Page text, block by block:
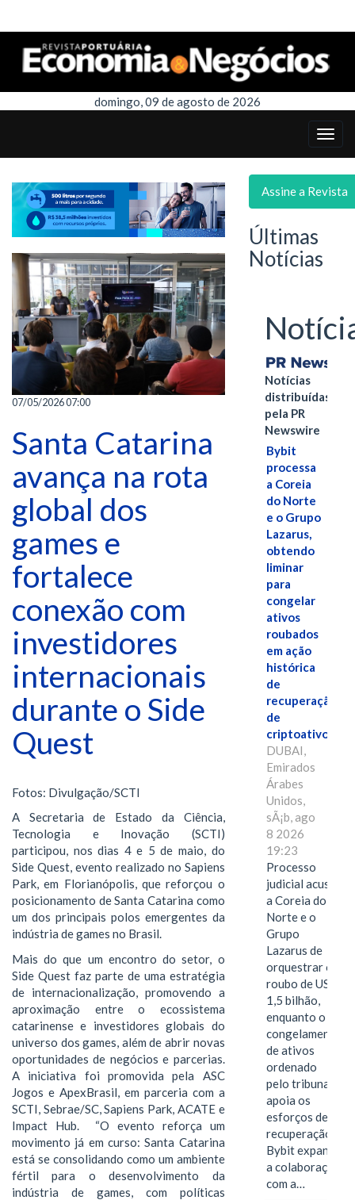
domingo, 09 de agosto de 2026
07/05/2026 07:00
Santa Catarina
avança na rota
global dos
games e
fortalece
conexão com
investidores
internacionais
durante o Side
Quest
Fotos: Divulgação/SCTI
A Secretaria de Estado da Ciência,
Tecnologia e Inovação (SCTI)
participou, nos dias 4 e 5 de maio, do
Side Quest, evento realizado no Sapiens
Park, em Florianópolis, que reforçou o
posicionamento de Santa Catarina como
um dos principais polos emergentes da
indústria de games no Brasil.
Mais do que um encontro do setor, o
Side Quest faz parte de uma estratégia
de internacionalização, promovendo a
aproximação entre o ecossistema
catarinense e investidores globais do
universo dos games, além de abrir novas
oportunidades de negócios e parcerias.
A iniciativa foi promovida pela ASC
Jogos e ApexBrasil, em parceria com a
SCTI, Sebrae/SC, Sapiens Park, ACATE e
Impact Hub. “O evento reforça um
movimento já em curso: Santa Catarina
está se consolidando como um ambiente
fértil para o desenvolvimento da
indústria de games, com políticas
Assine a Revista
Últimas
Notícias
Notícias
distribuídas
pela PR
Newswire
Bybit
processa
a Coreia
do Norte
e o Grupo
Lazarus,
obtendo
liminar
para
congelar
ativos
roubados
em ação
histórica
de
recuperação
de
criptoativos
DUBAI,
Emirados
Árabes
Unidos,
sÃ¡b, ago
8 2026
19:23
Processo
judicial acusa
a Coreia do
Norte e o
Grupo
Lazarus de
orquestrar o
roubo de US$
1,5 bilhão,
enquanto o
congelamento
de ativos
ordenado
pelo tribunal
apoia os
esforços de
recuperação e
Bybit expande
a colaboração
com a…